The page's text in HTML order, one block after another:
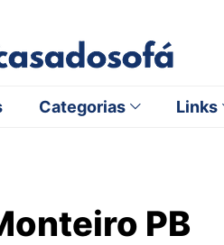
Categorias Links
PB